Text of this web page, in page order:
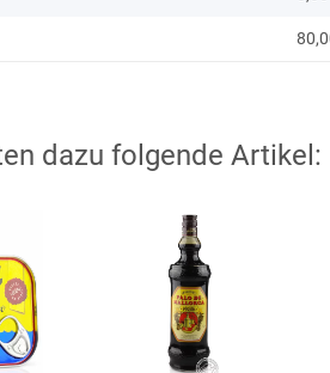
dazu folgende Artikel: